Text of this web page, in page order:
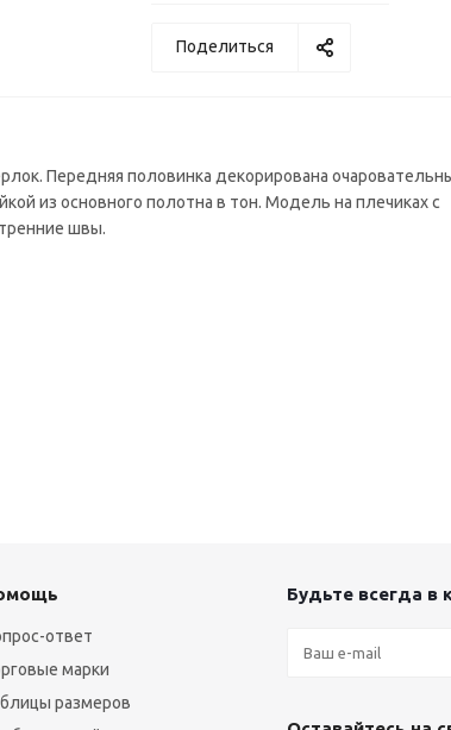
Поделиться
Передняя половинка декорирована
из основного полотна в тон. Модель на плечиках с
швы.
ответ
марки
размеров
Будьте всегда в